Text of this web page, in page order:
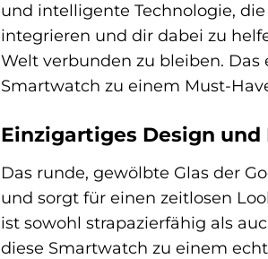
und intelligente Technologie,
integrieren und dir dabei zu
Welt verbunden zu bleiben.
Smartwatch zu einem Must-
Einzigartiges Design
Das runde, gewölbte Glas der
und sorgt für einen zeitlosen
ist sowohl strapazierfähig als
diese Smartwatch zu einem